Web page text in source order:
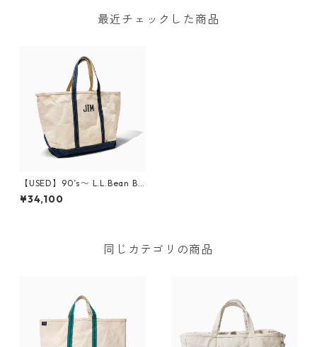
最近チェックした商品
【USED】90’s〜 L.L.Bean Bo
at and Tote JIM XL
¥34,100
同じカテゴリの商品